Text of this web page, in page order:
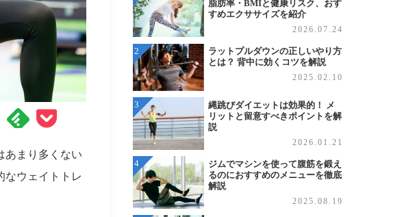
あまり多くない
なウェイトトレ
脂肪率・BMIと健康リスク、おす
すめエクササイズを紹介
2026.07.24
ラットプルダウンの正しいやり方
とは？ 背中に効くコツを解説
2025.02.10
縄跳びダイエットは効果的！ メ
リットと留意すべきポイントを解
説
2026.01.21
ジムでマシンを使って腹筋を鍛え
るのにおすすめのメニューを徹底
解説
2025.08.19